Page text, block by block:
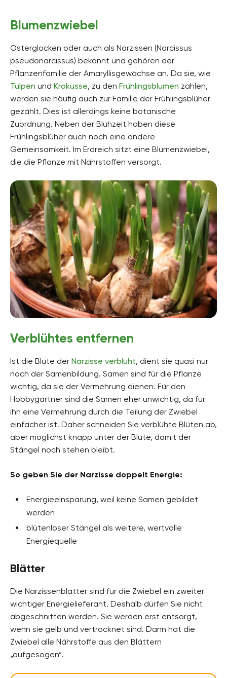
Blumenzwiebel
Osterglocken oder auch als Narzissen (Narcissus
pseudonarcissus) bekannt und gehören der
Pflanzenfamilie der Amaryllisgewächse an. Da sie, wie
Tulpen und Krokusse, zu den Frühlingsblumen zählen,
werden sie häufig auch zur Familie der Frühlingsblüher
gezählt. Dies ist allerdings keine botanische
Zuordnung. Neben der Blühzeit haben diese
Frühlingsblüher auch noch eine andere
Gemeinsamkeit. Im Erdreich sitzt eine Blumenzwiebel,
die die Pflanze mit Nährstoffen versorgt.
Verblühtes entfernen
Ist die Blüte der Narzisse verblüht, dient sie quasi nur
noch der Samenbildung. Samen sind für die Pflanze
wichtig, da sie der Vermehrung dienen. Für den
Hobbygärtner sind die Samen eher unwichtig, da für
ihn eine Vermehrung durch die Teilung der Zwiebel
einfacher ist. Daher schneiden Sie verblühte Blüten ab,
aber möglichst knapp unter der Blüte, damit der
Stängel noch stehen bleibt.
So geben Sie der Narzisse doppelt Energie:
Energieeinsparung, weil keine Samen gebildet
werden
blütenloser Stängel als weitere, wertvolle
Energiequelle
Blätter
Die Narzissenblätter sind für die Zwiebel ein zweiter
wichtiger Energielieferant. Deshalb dürfen Sie nicht
abgeschnitten werden. Sie werden erst entsorgt,
wenn sie gelb und vertrocknet sind. Dann hat die
Zwiebel alle Nährstoffe aus den Blättern
„aufgesogen“.